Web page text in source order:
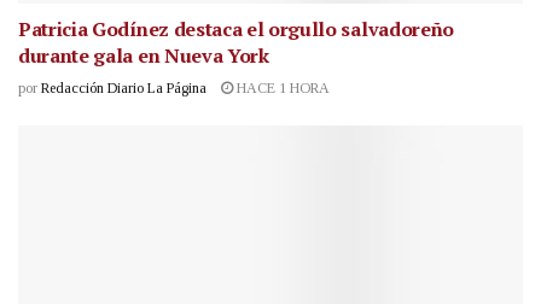
Patricia Godínez destaca el orgullo salvadoreño
durante gala en Nueva York
por Redacción Diario La Página HACE 1 HORA